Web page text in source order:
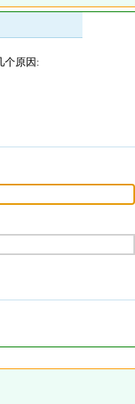
个原因: